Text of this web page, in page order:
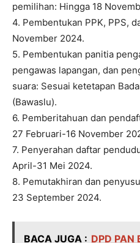
pemilihan: Hingga 18
4. Pembentukan PPK, PPS,
November 2024.
5. Pembentukan panitia
pengawas lapangan, dan
suara: Sesuai ketetapan
(Bawaslu).
6. Pemberitahuan dan
27 Februari-16 November
7. Penyerahan daftar
April-31 Mei 2024.
8. Pemutakhiran dan
23 September 2024.
BACA JUGA : DPD PAN